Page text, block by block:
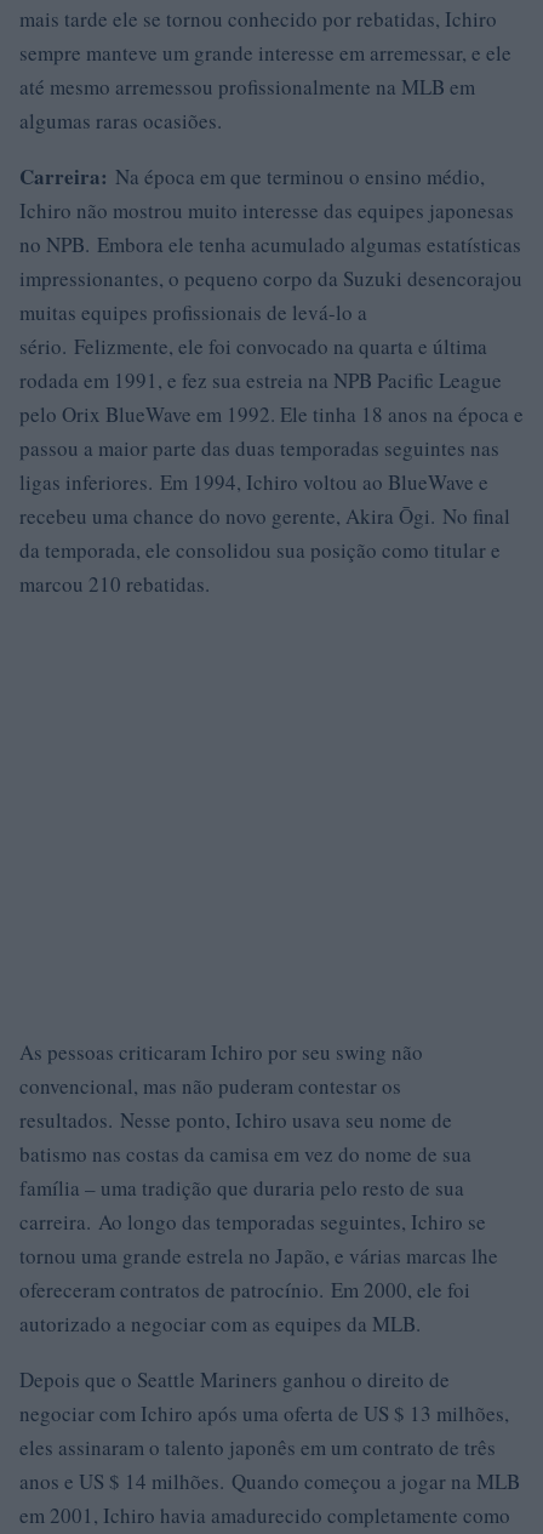
mais tarde ele se tornou conhecido por rebatidas, Ichiro
sempre manteve um grande interesse em arremessar, e ele
até mesmo arremessou profissionalmente na MLB em
algumas raras ocasiões.
Carreira: Na época em que terminou o ensino médio,
Ichiro não mostrou muito interesse das equipes japonesas
no NPB. Embora ele tenha acumulado algumas estatísticas
impressionantes, o pequeno corpo da Suzuki desencorajou
muitas equipes profissionais de levá-lo a
sério. Felizmente, ele foi convocado na quarta e última
rodada em 1991, e fez sua estreia na NPB Pacific League
pelo Orix BlueWave em 1992. Ele tinha 18 anos na época e
passou a maior parte das duas temporadas seguintes nas
ligas inferiores. Em 1994, Ichiro voltou ao BlueWave e
recebeu uma chance do novo gerente, Akira Ōgi. No final
da temporada, ele consolidou sua posição como titular e
marcou 210 rebatidas.
As pessoas criticaram Ichiro por seu swing não
convencional, mas não puderam contestar os
resultados. Nesse ponto, Ichiro usava seu nome de
batismo nas costas da camisa em vez do nome de sua
família – uma tradição que duraria pelo resto de sua
carreira. Ao longo das temporadas seguintes, Ichiro se
tornou uma grande estrela no Japão, e várias marcas lhe
ofereceram contratos de patrocínio. Em 2000, ele foi
autorizado a negociar com as equipes da MLB.
Depois que o Seattle Mariners ganhou o direito de
negociar com Ichiro após uma oferta de US $ 13 milhões,
eles assinaram o talento japonês em um contrato de três
anos e US $ 14 milhões. Quando começou a jogar na MLB
em 2001, Ichiro havia amadurecido completamente como